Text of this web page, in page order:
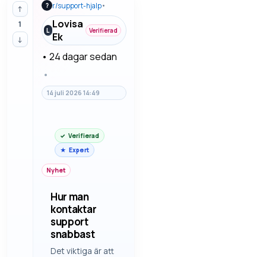
rubriken eller den
första känslan. Vi
går igenom
felsökning steg
för steg så m…
↑
1
↓
? r/support-hjalp•
L Lovisa
Ek
Verifierad
• 24 dagar sedan
•
14 juli 2026 14:49
Verifierad
Expert
Nyhet
Hur man
kontaktar
support
snabbast
Det viktiga är att